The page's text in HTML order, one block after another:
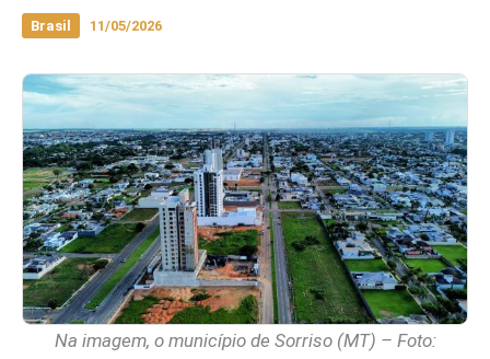
Brasil 11/05/2026
Na imagem, o município de Sorriso (MT) – Foto: